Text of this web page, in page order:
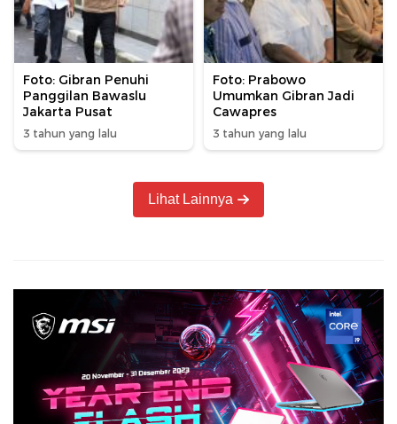
Foto: Gibran Penuhi
Panggilan Bawaslu
Jakarta Pusat
3 tahun yang lalu
Foto: Prabowo
Umumkan Gibran Jadi
Cawapres
3 tahun yang lalu
Lihat Lainnya